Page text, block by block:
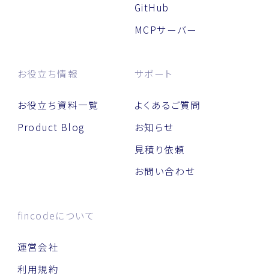
GitHub
MCPサーバー
お役立ち情報
お役立ち資料一覧
Product Blog
サポート
よくあるご質問
お知らせ
見積り依頼
お問い合わせ
fincodeについて
運営会社
利用規約